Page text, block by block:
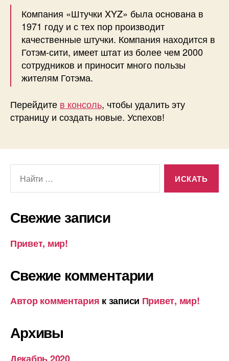
Компания «Штучки XYZ» была основана в
1971 году и с тех пор производит
качественные штучки. Компания находится в
Готэм-сити, имеет штат из более чем 2000
сотрудников и приносит много пользы
жителям Готэма.
Перейдите в консоль, чтобы удалить эту
страницу и создать новые. Успехов!
Свежие записи
Привет, мир!
Свежие комментарии
Автор комментария к записи Привет, мир!
Архивы